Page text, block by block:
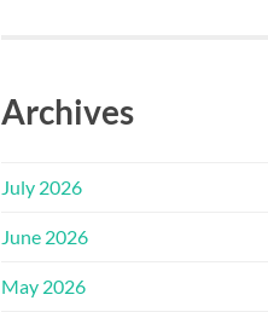
Archives
July 2026
June 2026
May 2026